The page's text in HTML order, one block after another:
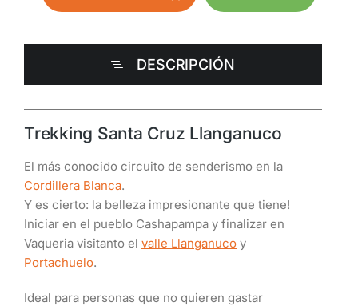
DESCRIPCIÓN
Trekking Santa Cruz Llanganuco
El más conocido circuito de senderismo en la
Cordillera Blanca.
Y es cierto: la belleza impresionante que tiene!
Iniciar en el pueblo Cashapampa y finalizar en
Vaqueria visitanto el valle Llanganuco y
Portachuelo.
Ideal para personas que no quieren gastar